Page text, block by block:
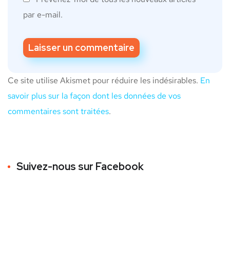
par e-mail.
Ce site utilise Akismet pour réduire les indésirables. En
savoir plus sur la façon dont les données de vos
commentaires sont traitées.
Suivez-nous sur Facebook